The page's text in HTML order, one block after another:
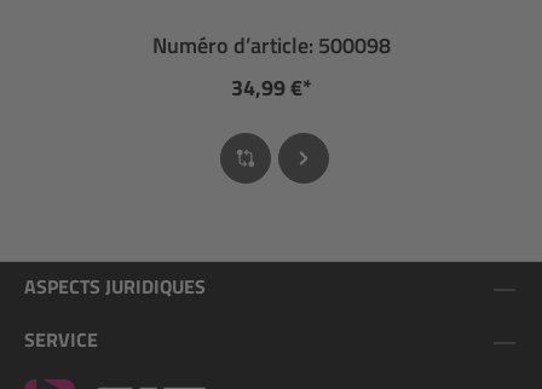
Numéro d’article: 500098
34,99 €*
ASPECTS JURIDIQUES
SERVICE